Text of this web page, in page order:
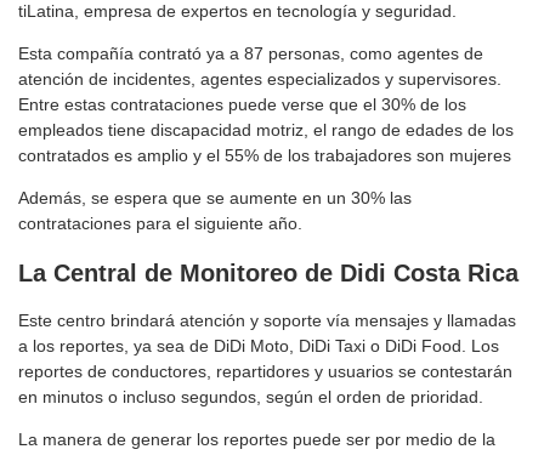
tiLatina, empresa de expertos en tecnología y seguridad.
Esta compañía contrató ya a 87 personas, como agentes de
atención de incidentes, agentes especializados y supervisores.
Entre estas contrataciones puede verse que el 30% de los
empleados tiene discapacidad motriz, el rango de edades de los
contratados es amplio y el 55% de los trabajadores son mujeres
Además, se espera que se aumente en un 30% las
contrataciones para el siguiente año.
La Central de Monitoreo de Didi Costa Rica
Este centro brindará atención y soporte vía mensajes y llamadas
a los reportes, ya sea de DiDi Moto, DiDi Taxi o DiDi Food. Los
reportes de conductores, repartidores y usuarios se contestarán
en minutos o incluso segundos, según el orden de prioridad.
La manera de generar los reportes puede ser por medio de la